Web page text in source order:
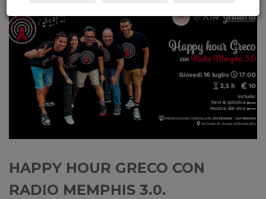
HAPPY HOUR GRECO CON
RADIO MEMPHIS 3.0.